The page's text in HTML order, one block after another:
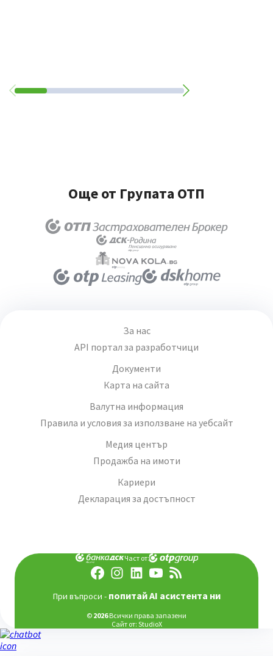
Още от Групата ОТП
За нас
API портал за разработчици
Документи
Карта на сайта
Валутна информация
Правила и условия за използване на уебсайт
Медия център
Продажба на имоти
Кариери
Декларация за достъпност
Част от:
При въпроси - попитай AI асистента ни
© 2026Всички права запазени
Сайт от: StudioX